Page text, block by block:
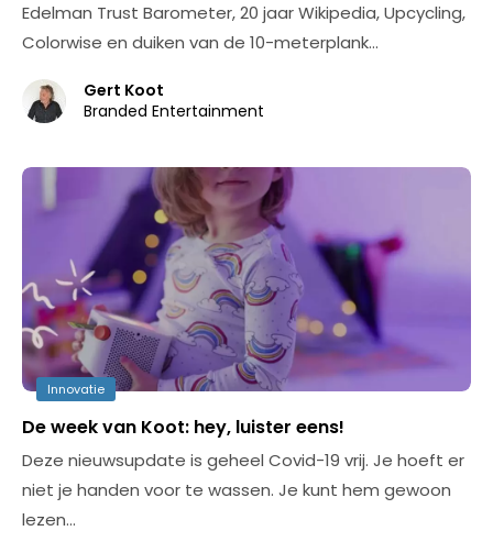
Edelman Trust Barometer, 20 jaar Wikipedia, Upcycling,
Colorwise en duiken van de 10-meterplank…
Gert Koot
Branded Entertainment
Innovatie
De week van Koot: hey, luister eens!
Deze nieuwsupdate is geheel Covid-19 vrij. Je hoeft er
niet je handen voor te wassen. Je kunt hem gewoon
lezen…